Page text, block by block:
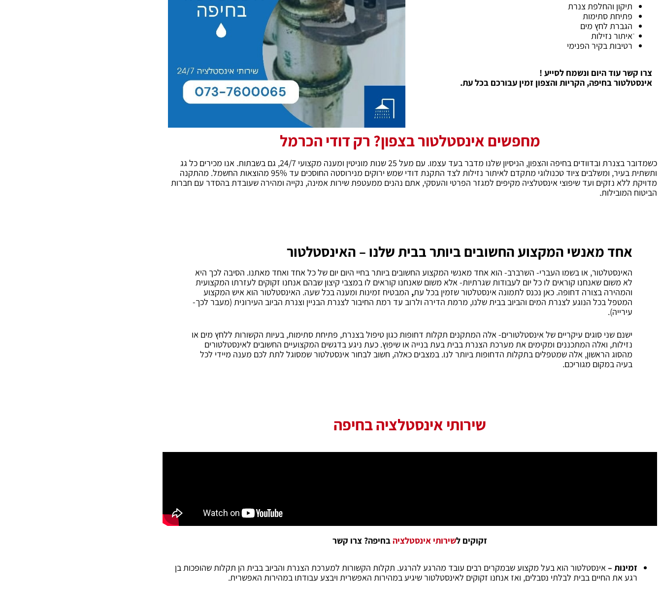
תיקון והחלפת צנרת
פתיחת סתימות
הגברת לחץ מים
ֿאיתור נזילות
רטיבות בקיר הפנימי
צרו קשר עוד היום ונשמח לסייע !
אינסטלטור בחיפה, הקריות והצפון זמין עבורכם בכל עת.
מחפשים אינסטלטור בצפון? רק דודי הכרמל
כשמדובר בצנרת ובדוודים בחיפה והצפון, הניסיון שלנו מדבר בעד עצמו. עם מעל 25 שנות מוניטין ומענה מקצועי 24/7, גם בשבתות. אנו מכירים כל גג
ותשתית בעיר, ומשלבים ציוד טכנולוגי מתקדם לאיתור נזילות לצד התקנת דודי שמש ירוקים מנירוסטה החוסכים עד 95% מהוצאות החשמל. מהתקנה
מדויקת ללא נזקים ועד שיפוצי אינסטלציה מקיפים למגזר הפרטי והעסקי, אתם נהנים ממעטפת שירות אמינה, נקייה ומהירה שעובדת בהסדר עם חברות
הביטוח המובילות.
אחד מאנשי המקצוע החשובים ביותר בבית שלנו – האינסטלטור
האינסטלטור, או בשמו העברי- השרברב- הוא אחד מאנשי המקצוע החשובים ביותר בחיי היום יום של כל אחד ואחד מאתנו. הסיבה לכך היא
לא משום שאנחנו קוראים לו כל יום לעבודות שגרתיות- אלא משום שאנחנו קוראים לו במצבי קיצון שבהם אנחנו זקוקים לעזרתו המקצועית
והמהירה בצורה דחופה. כאן נכנס לתמונה אינסטלטור שזמין בכל עת, המבטיח זמינות ומענה בכל שעה. האינסטלטור הוא איש המקצוע
המטפל בכל הנוגע לצנרת המים והביוב בבית שלנו, מרמת הדירה ולרוב עד רמת החיבור לצנרת הבניין וצנרת הביוב העירונית (מעבר לכך-
עירייה).
ישנם שני סוגים עיקריים של אינסטלטורים- אלה המתקנים תקלות דחופות כגון טיפול בצנרת, פתיחת סתימות, בעיות הקשורות ללחץ מים או
נזילות, ואלה המתכננים ומקימים את מערכת הצנרת בבית בעת בנייה או שיפוץ. כעת ניגע בדגשים המקצועיים החשובים לאינסטלטורים
מהסוג הראשון, אלה שמטפלים בתקלות הדחופות ביותר לנו. במצבים כאלה, חשוב לבחור אינסטלטור שמסוגל לתת לכם מענה מיידי לכל
בעיה במקום מגוריכם.
שירותי אינסטלציה בחיפה
זקוקים לשירותי אינסטלציהבחיפה? צרו קשר
זמינות –אינסטלטור הוא בעל מקצוע שבמקרים רבים עובד מהרגע להרגע. תקלות הקשורות למערכת הצנרת והביוב בבית הן תקלות שהופכות בן
רגע את החיים בבית לבלתי נסבלים, ואז אנחנו זקוקים לאינסטלטור שיגיע במהירות האפשרית ויבצע עבודתו במהירות האפשרית.